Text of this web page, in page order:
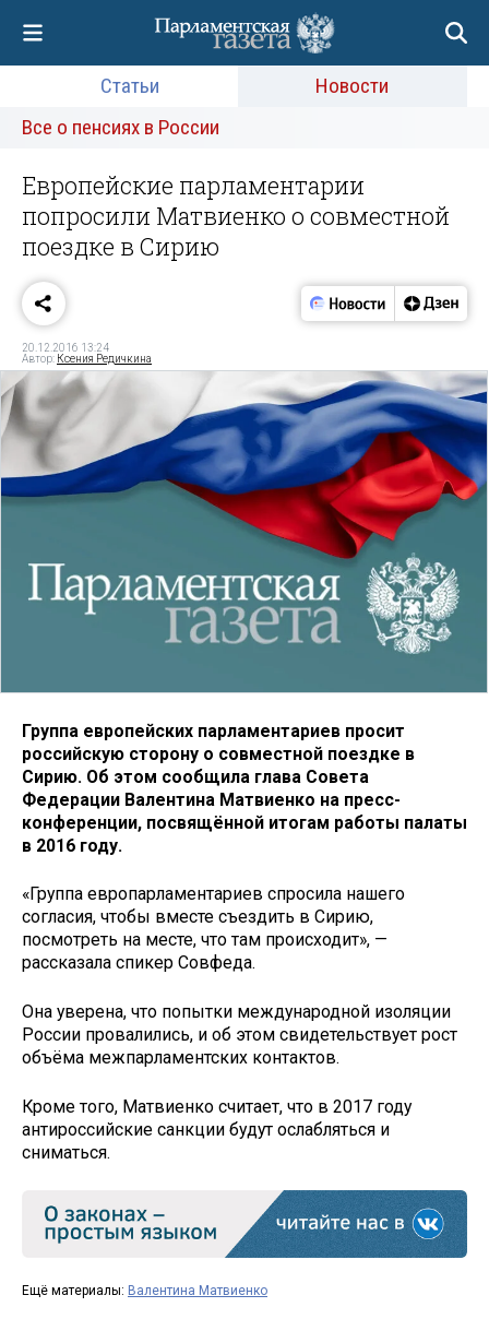
Статьи
Новости
Все о пенсиях в России
Европейские парламентарии
попросили Матвиенко о совместной
поездке в Сирию
20.12.2016 13:24
Автор: Ксения Редичкина
Группа европейских парламентариев просит
российскую сторону о совместной поездке в
Сирию. Об этом сообщила глава Совета
Федерации Валентина Матвиенко на пресс-
конференции, посвящённой итогам работы палаты
в 2016 году.
«Группа европарламентариев спросила нашего
согласия, чтобы вместе съездить в Сирию,
посмотреть на месте, что там происходит», —
рассказала спикер Совфеда.
Она уверена, что попытки международной изоляции
России провалились, и об этом свидетельствует рост
объёма межпарламентских контактов.
Кроме того, Матвиенко считает, что в 2017 году
антироссийские санкции будут ослабляться и
сниматься.
Ещё материалы: Валентина Матвиенко